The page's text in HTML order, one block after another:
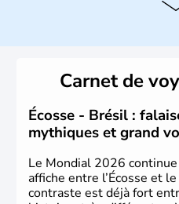
du Brésil ont été atteintes
1500. Durant le XVIe
venus d'Afrique ont
ressources en sucre du pays.
Carnet de
Écosse - Brésil :
mythiques et grand
Le Mondial 2026
affiche entre l’Écosse et
contraste est déjà fort